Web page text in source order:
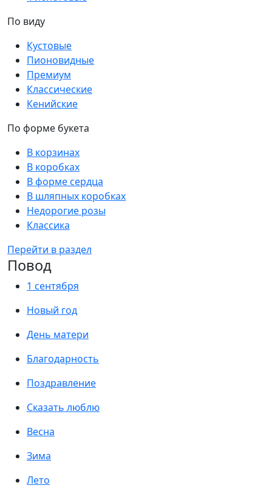
По виду
Кустовые
Пионовидные
Премиум
Классические
Кенийские
По форме букета
В корзинах
В коробках
В форме сердца
В шляпных коробках
Недорогие розы
Классика
Перейти в раздел
Повод
1 сентября
Новый год
День матери
Благодарность
Поздравление
Сказать люблю
Весна
Зима
Лето